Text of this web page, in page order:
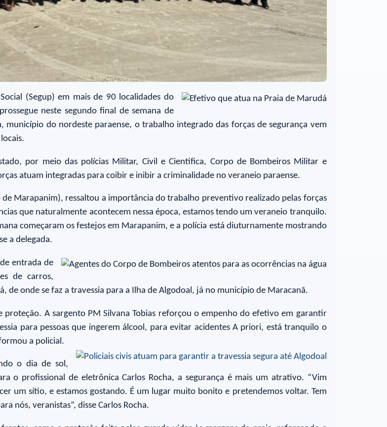
(Segup) em mais de 90 localidades do
neste segundo final de semana de
do nordeste paraense, o trabalho integrado das forças de segurança vem
por meio das polícias Militar, Civil e Científica, Corpo de Bombeiros Militar e
atuam integradas para coibir e inibir a criminalidade no veraneio paraense.
Marapanim), ressaltou a importância do trabalho preventivo realizado pelas forças
que naturalmente acontecem nessa época, estamos tendo um veraneio tranquilo.
começaram os festejos em Marapanim, e a polícia está diuturnamente mostrando
a delegada.
entrada de
de carros,
onde se faz a travessia para a Ilha de Algodoal, já no município de Maracanã.
A sargento PM Silvana Tobias reforçou o empenho do efetivo em garantir
para pessoas que ingerem álcool, para evitar acidentes A priori, está tranquilo o
a policial.
o dia de sol,
o profissional de eletrônica Carlos Rocha, a segurança é mais um atrativo. “Vim
um sítio, e estamos gostando. É um lugar muito bonito e pretendemos voltar. Tem
nós, veranistas”, disse Carlos Rocha.